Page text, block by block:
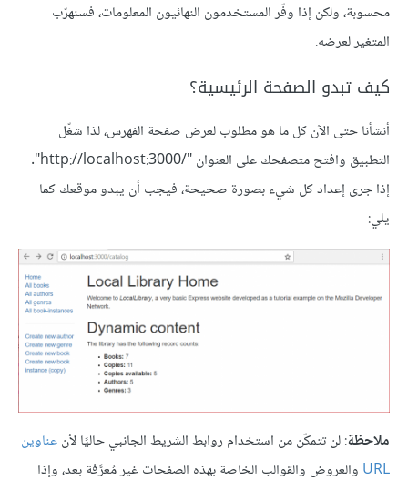
محسوبة، ولكن إذا وفّر المستخدمون النهائيون المعلومات، فسنهرّب
المتغير لعرضه.
كيف تبدو الصفحة الرئيسية؟
أنشأنا حتى الآن كل ما هو مطلوب لعرض صفحة الفهرس، لذا شغّل
التطبيق وافتح متصفحك على العنوان "http://localhost:3000/‎".
إذا جرى إعداد كل شيء بصورة صحيحة، فيجب أن يبدو موقعك كما
يلي:
ملاحظة: لن تتمكّن من استخدام روابط الشريط الجانبي حاليًا لأنعناوين
URL والعروض والقوالب الخاصة بهذه الصفحات غير مُعرَّفة بعد، وإذا